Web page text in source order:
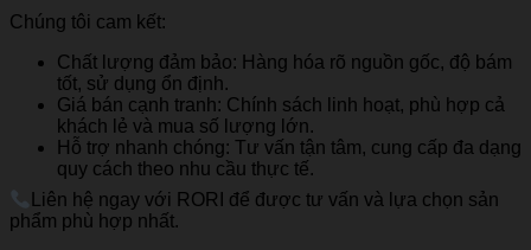
Chúng tôi cam kết:
Chất lượng đảm bảo: Hàng hóa rõ nguồn gốc, độ bám
tốt, sử dụng ổn định.
Giá bán cạnh tranh: Chính sách linh hoạt, phù hợp cả
khách lẻ và mua số lượng lớn.
Hỗ trợ nhanh chóng: Tư vấn tận tâm, cung cấp đa dạng
quy cách theo nhu cầu thực tế.
Liên hệ ngay với RORI để được tư vấn và lựa chọn sản
phẩm phù hợp nhất.